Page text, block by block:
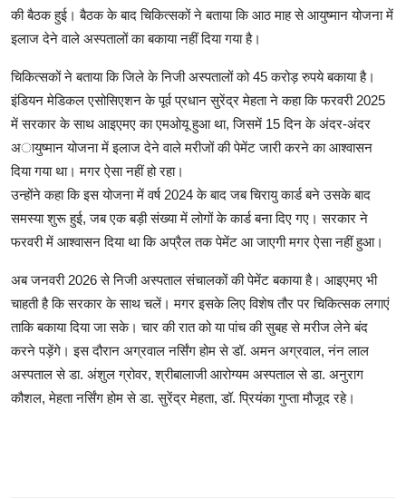
की बैठक हुई। बैठक के बाद चिकित्सकों ने बताया कि आठ माह से आयुष्मान योजना में
इलाज देने वाले अस्पतालों का बकाया नहीं दिया गया है।
चिकित्सकों ने बताया कि जिले के निजी अस्पतालों को 45 करोड़ रुपये बकाया है।
इंडियन मेडिकल एसोसिएशन के पूर्व प्रधान सुरेंद्र मेहता ने कहा कि फरवरी 2025
में सरकार के साथ आइएमए का एमओयू हुआ था, जिसमें 15 दिन के अंदर-अंदर
अायुष्मान योजना में इलाज देने वाले मरीजों की पेमेंट जारी करने का आश्वासन
दिया गया था। मगर ऐसा नहीं हो रहा।
उन्होंने कहा कि इस योजना में वर्ष 2024 के बाद जब चिरायु कार्ड बने उसके बाद
समस्या शुरू हुई, जब एक बड़ी संख्या में लोगों के कार्ड बना दिए गए। सरकार ने
फरवरी में आश्वासन दिया था कि अप्रैल तक पेमेंट आ जाएगी मगर ऐसा नहीं हुआ।
अब जनवरी 2026 से निजी अस्पताल संचालकों की पेमेंट बकाया है। आइएमए भी
चाहती है कि सरकार के साथ चलें। मगर इसके लिए विशेष तौर पर चिकित्सक लगाएं
ताकि बकाया दिया जा सके। चार की रात को या पांच की सुबह से मरीज लेने बंद
करने पड़ेंगे। इस दौरान अग्रवाल नर्सिंग होम से डॉ. अमन अग्रवाल, नंन लाल
अस्पताल से डा. अंशुल ग्रोवर, श्रीबालाजी आरोग्यम अस्पताल से डा. अनुराग
कौशल, मेहता नर्सिंग होम से डा. सुरेंद्र मेहता, डॉ. प्रियंका गुप्ता मौजूद रहे।